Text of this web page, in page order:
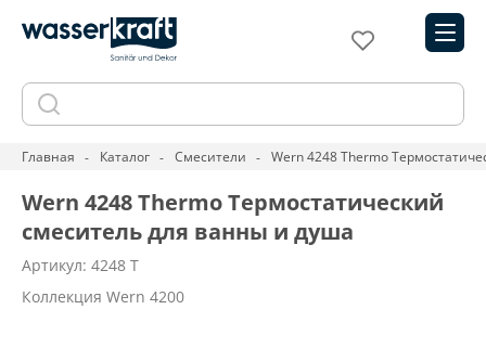
Главная Каталог Смесители Wern 4248 Thermo
Wern 4248 Thermo Термостатический
смеситель для ванны и душа
Артикул: 4248 T
Коллекция Wern 4200